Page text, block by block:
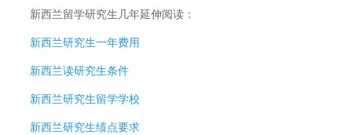
新西兰留学研究生几年延伸阅读：
新西兰研究生一年费用
新西兰读研究生条件
新西兰研究生留学学校
新西兰研究生绩点要求